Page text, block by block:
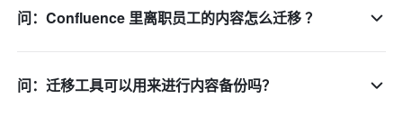
问：Confluence 里离职员工的内容怎么迁移 ？
问：迁移工具可以用来进行内容备份吗？